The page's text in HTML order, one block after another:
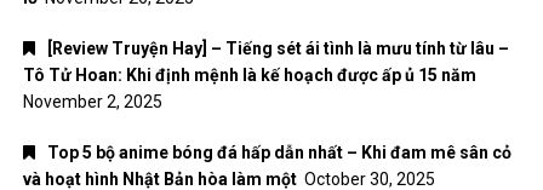
Top 5 bộ anime bóng đá hấp dẫn nhất – Khi đam mê sân cỏ
và hoạt hình Nhật Bản hòa làm một
Top 5 bộ truyện tranh ngôn tình xuyên không hấp dẫn nhất
dành cho các mọt truyện
October 17, 2025